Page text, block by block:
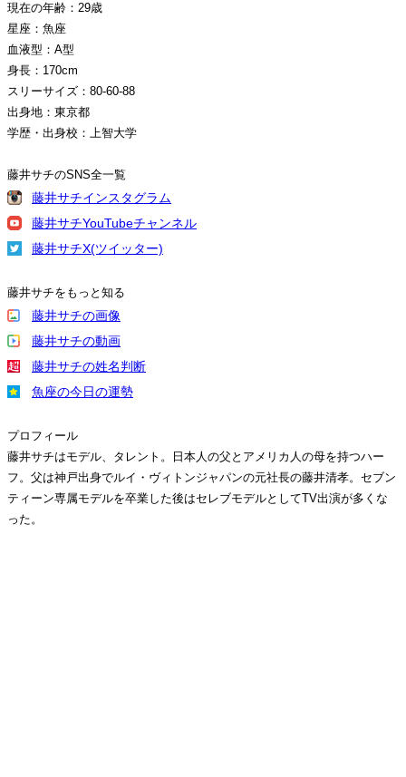
現在の年齢：29歳
星座：魚座
血液型：A型
身長：170cm
スリーサイズ：80-60-88
出身地：東京都
学歴・出身校：上智大学
藤井サチのSNS全一覧
藤井サチインスタグラム
藤井サチYouTubeチャンネル
藤井サチX(ツイッター)
藤井サチをもっと知る
藤井サチの画像
藤井サチの動画
藤井サチの姓名判断
魚座の今日の運勢
プロフィール
藤井サチはモデル、タレント。日本人の父とアメリカ人の母を持つハー
フ。父は神戸出身でルイ・ヴィトンジャパンの元社長の藤井清孝。セブン
ティーン専属モデルを卒業した後はセレブモデルとしてTV出演が多くな
った。